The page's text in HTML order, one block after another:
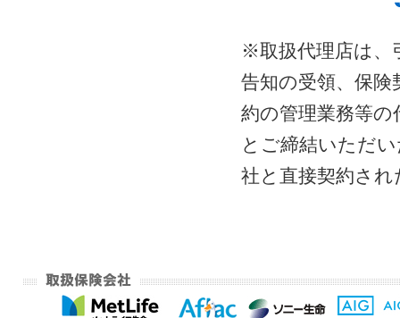
※取扱代理店は、
告知の受領、保険
約の管理業務等
とご締結いただ
社と直接契約さ